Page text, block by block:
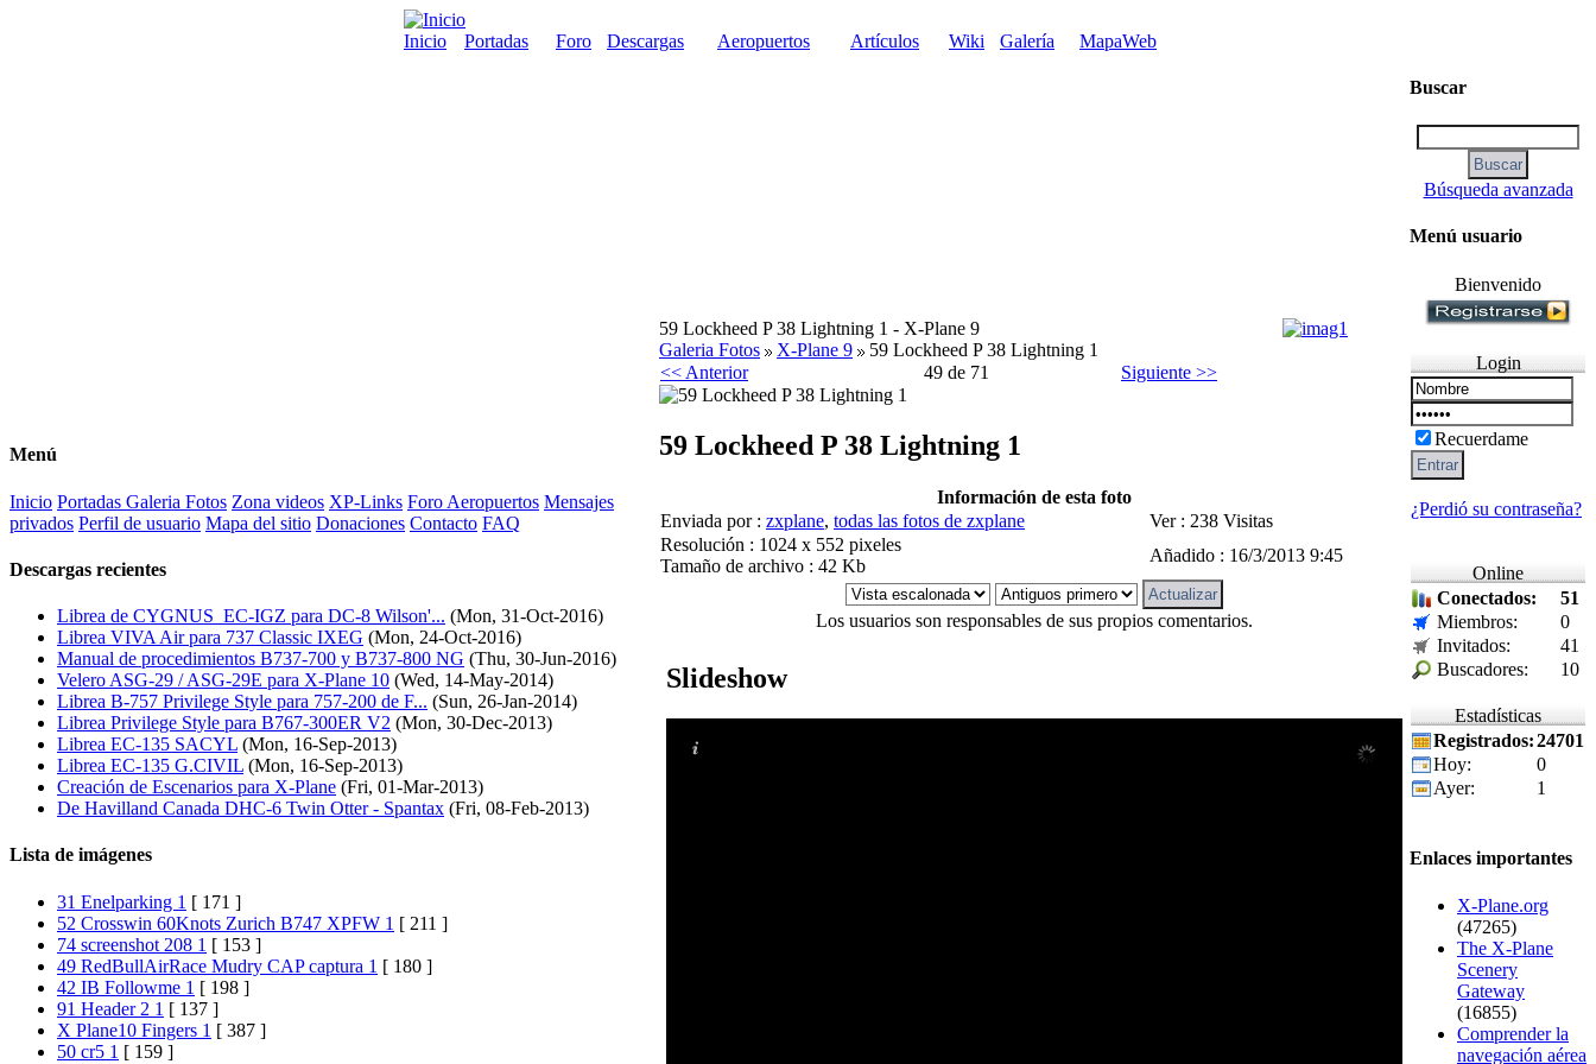
Inicio Portadas Foro Descargas Aeropuertos Artículos Wiki Galería MapaWeb
Menú
Inicio Portadas Galeria Fotos Zona videos XP-Links Foro Aeropuertos Mensajes
privados Perfil de usuario Mapa del sitio Donaciones Contacto FAQ
Descargas recientes
Librea de CYGNUS_EC-IGZ para DC-8 Wilson'... (Mon, 31-Oct-2016)
Librea VIVA Air para 737 Classic IXEG (Mon, 24-Oct-2016)
Manual de procedimientos B737-700 y B737-800 NG (Thu, 30-Jun-2016)
Velero ASG-29 / ASG-29E para X-Plane 10 (Wed, 14-May-2014)
Librea B-757 Privilege Style para 757-200 de F... (Sun, 26-Jan-2014)
Librea Privilege Style para B767-300ER V2 (Mon, 30-Dec-2013)
Librea EC-135 SACYL (Mon, 16-Sep-2013)
Librea EC-135 G.CIVIL (Mon, 16-Sep-2013)
Creación de Escenarios para X-Plane (Fri, 01-Mar-2013)
De Havilland Canada DHC-6 Twin Otter - Spantax (Fri, 08-Feb-2013)
Lista de imágenes
31 Enelparking 1 [ 171 ]
52 Crosswin 60Knots Zurich B747 XPFW 1 [ 211 ]
74 screenshot 208 1 [ 153 ]
49 RedBullAirRace Mudry CAP captura 1 [ 180 ]
42 IB Followme 1 [ 198 ]
91 Header 2 1 [ 137 ]
X Plane10 Fingers 1 [ 387 ]
50 cr5 1 [ 159 ]
59 Lockheed P 38 Lightning 1 - X-Plane 9
Galeria Fotos
X-Plane 9
59 Lockheed P 38 Lightning 1
<< Anterior
49 de 71 Siguiente >>
59 Lockheed P 38 Lightning 1
Información de esta foto
Enviada por : zxplane, todas las fotos de zxplane
Ver : 238 Visitas
Resolución : 1024 x 552 pixeles
Tamaño de archivo : 42 Kb
Añadido : 16/3/2013 9:45
Los usuarios son responsables de sus propios comentarios.
Slideshow
Buscar
Búsqueda avanzada
Menú usuario
Bienvenido
Login
Recuerdame
¿Perdió su contraseña?
Online
Conectados:
51
Miembros:
0
Invitados:
41
Buscadores:
10
Estadísticas
Registrados:24701
Hoy:
0
Ayer:
1
Enlaces importantes
X-Plane.org
(47265)
The X-Plane
Scenery
Gateway
(16855)
Comprender la
navegación aérea